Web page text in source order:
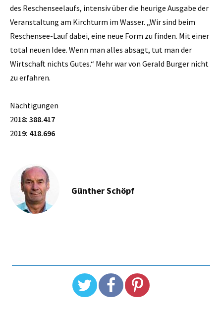
des Reschenseelaufs, intensiv über die heurige Ausgabe der
Veranstaltung am Kirchturm im Wasser. „Wir sind beim
Reschensee-Lauf dabei, eine neue Form zu finden. Mit einer
total neuen Idee. Wenn man alles absagt, tut man der
Wirtschaft nichts Gutes.“ Mehr war von Gerald Burger nicht
zu erfahren.
Nächtigungen
2018: 388.417
2019: 418.696
Günther Schöpf